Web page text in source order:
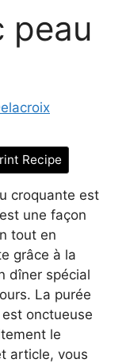
peau
Recipe
croquante est
une façon
tout en
grâce à la
dîner spécial
La purée
onctueuse
le
article, vous